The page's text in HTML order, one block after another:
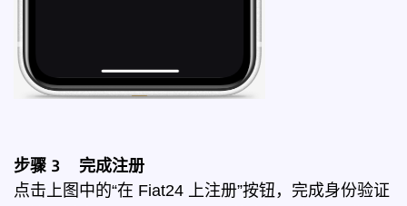
步骤 3 完成注册
点击上图中的“在 Fiat24 上注册”按钮，完成身份验证